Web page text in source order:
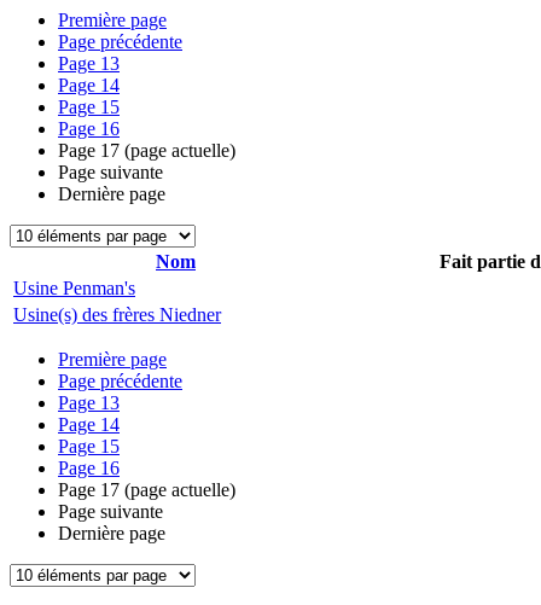
Première page
Page précédente
Page 13
Page 14
Page 15
Page 16
Page 17 (page actuelle)
Page suivante
Dernière page
Nom
Fait partie
Usine Penman's
Usine(s) des frères Niedner
Première page
Page précédente
Page 13
Page 14
Page 15
Page 16
Page 17 (page actuelle)
Page suivante
Dernière page